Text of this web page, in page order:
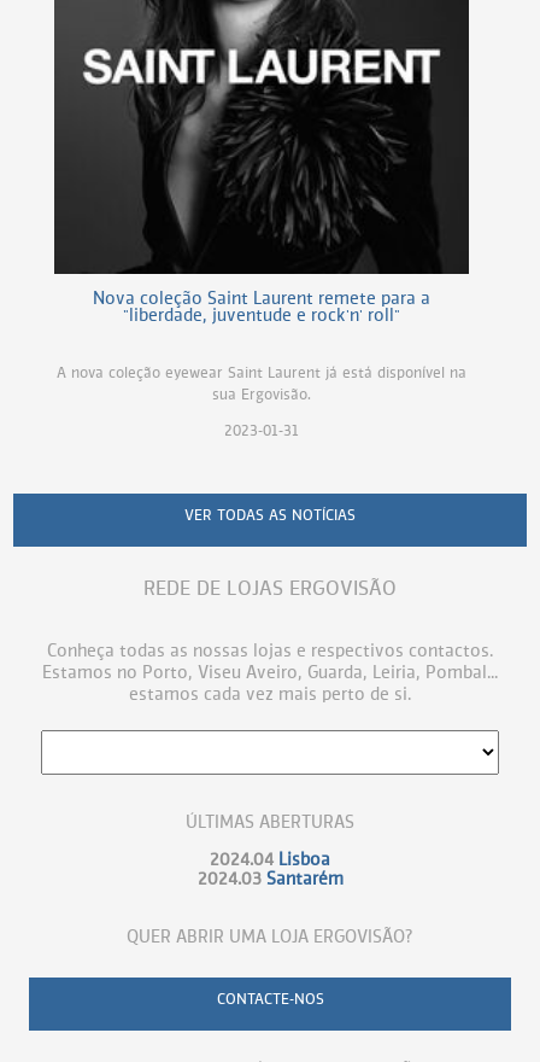
Nova coleção Saint Laurent remete para a
"liberdade, juventude e rock'n' roll"
A nova coleção eyewear Saint Laurent já está disponível na
sua Ergovisão.
2023-01-31
VER TODAS AS NOTÍCIAS
REDE DE LOJAS ERGOVISÃO
Conheça todas as nossas lojas e respectivos contactos.
Estamos no Porto, Viseu Aveiro, Guarda, Leiria, Pombal...
estamos cada vez mais perto de si.
ÚLTIMAS ABERTURAS
2024.04 Lisboa
2024.03 Santarém
QUER ABRIR UMA LOJA ERGOVISÃO?
CONTACTE-NOS